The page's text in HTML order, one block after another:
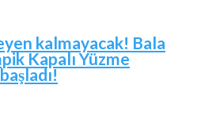
kalmayacak! Bala
Kapalı Yüzme